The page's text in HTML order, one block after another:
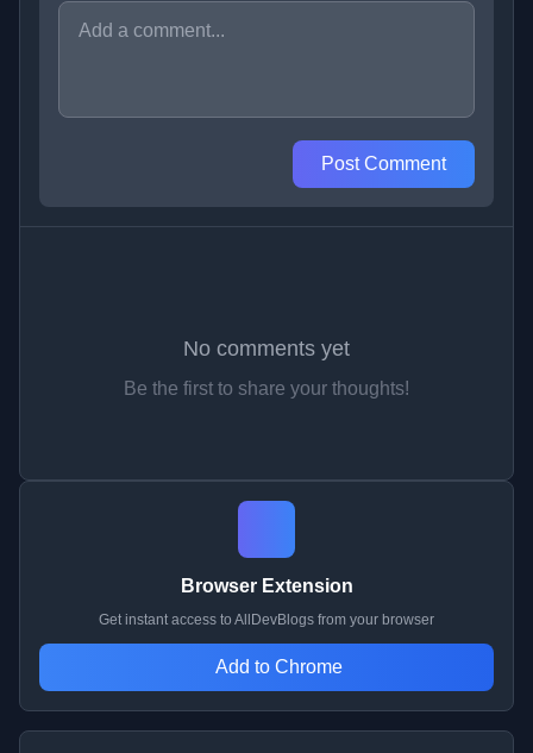
Post Comment
No comments yet
Be the first to share your thoughts!
Browser Extension
Get instant access to AllDevBlogs from your browser
Add to Chrome